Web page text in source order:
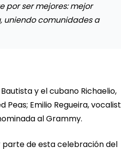
por ser mejores: mejor
uniendo comunidades a
y el cubano Richaelio,
Peas; Emilio Regueira,
al Grammy.
parte de esta celebración del